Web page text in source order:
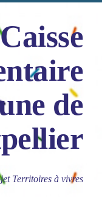
Caisse
de
Territoires à vivres